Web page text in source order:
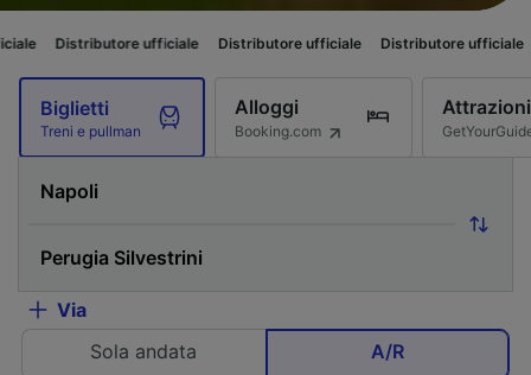
ufficiale Distributore ufficiale Distributore ufficiale
Biglietti
Treni e pullman
Alloggi
Booking.com
Attrazioni
Via
Sola andata
A/R